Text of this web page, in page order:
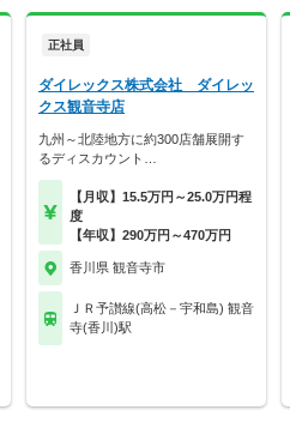
正社員
ダイレックス株式会社 ダイレッ
クス観音寺店
九州～北陸地方に約300店舗展開す
るディスカウント…
【月収】15.5万円～25.0万円程
度
【年収】290万円～470万円
香川県 観音寺市
ＪＲ予讃線(高松－宇和島) 観音
寺(香川)駅